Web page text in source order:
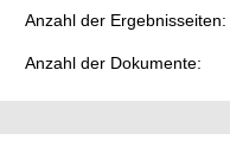
Anzahl der Ergebnisseiten:
Anzahl der Dokumente: